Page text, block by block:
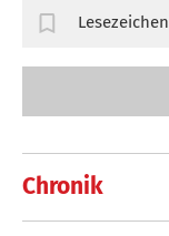
Chronik
Lesezeichen